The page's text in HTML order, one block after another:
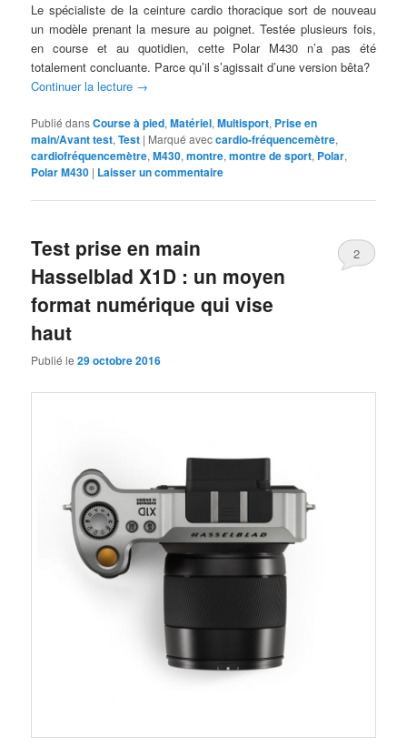
Le spécialiste de la ceinture cardio thoracique sort de nouveau
un modèle prenant la mesure au poignet. Testée plusieurs fois,
en course et au quotidien, cette Polar M430 n’a pas été
totalement concluante. Parce qu’il s’agissait d’une version bêta?
Continuer la lecture →
Publié dansCourse à pied,Matériel,Multisport, Prise en
main/Avant test,Test | Marqué aveccardio-fréquencemètre,
cardiofréquencemètre,M430,montre,montre de sport, Polar,
Polar M430 | Laisser un commentaire
Test prise en main
Hasselblad X1D : un moyen
format numérique qui vise
haut
Publié le29 octobre 2016
2